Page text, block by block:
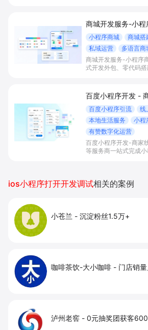
私域运营场景，提升获
增长。
商城开发服务-小
小程序商城 商城搭
私域运营
多语言商
商城开发服务-小程序
式开发外包、零代码
实现低成本获客、提
百度小程序开发 -
百度小程序引流
线
本地生活服务
小程
有赞数字化运营
百度小程序开发-商家
等服务商一站式完成
ios小程序打开开发调试相关的案例
小苍兰 - 沉淀粉丝1.5万+
咖啡茶饮-大小咖啡 - 门店销
泸州老窖 - 0元抽奖团获客